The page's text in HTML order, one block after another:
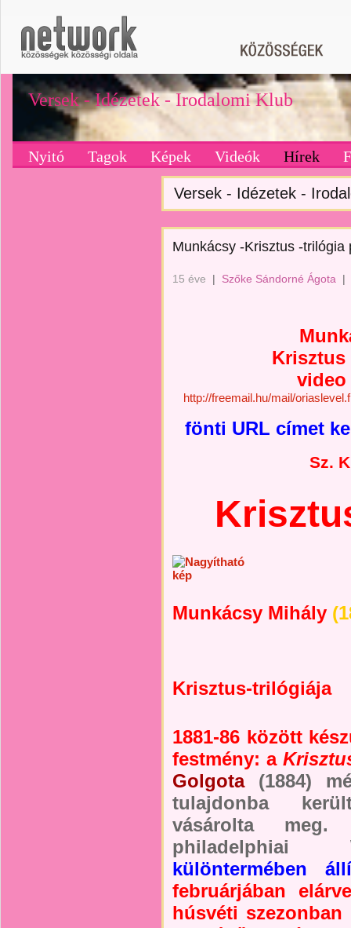
Versek - Idézetek - Irodalomi Klub
Nyitó Tagok Képek Videók Hírek
Versek - Idézetek -
Munkácsy -Krisztus -trilógia
15 éve | Szőke Sándorné Ágota |
http://freemail.hu/mail/
fönti URL címet
Sz.
Munkácsy Mihály
Krisztus-trilógiája
1881-86 között
festmény: a
Golgota(1884)
tulajdonba
vásárolta
philadelphiai
különtermében
februárjában
húsvéti